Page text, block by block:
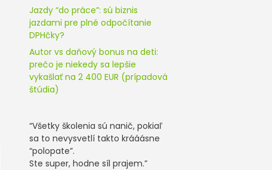
Jazdy “do práce”: sú biznis
jazdami pre plné odpočítanie
DPHčky?
Autor vs daňový bonus na deti:
prečo je niekedy sa lepšie
vykašlať na 2 400 EUR (prípadová
štúdia)
“Všetky školenia sú nanič, pokiaľ
sa to nevysvetlí takto krááásne
“polopate”.
Ste super, hodne síl prajem.”